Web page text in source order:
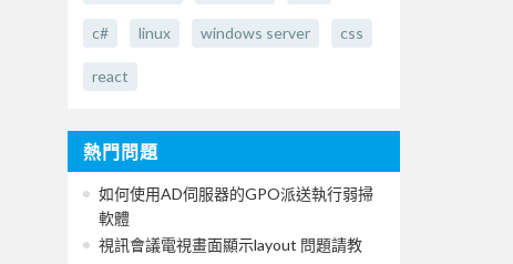
c# linux windows server css
react
熱門問題
如何使用AD伺服器的GPO派送執行弱掃
軟體
視訊會議電視畫面顯示layout 問題請教